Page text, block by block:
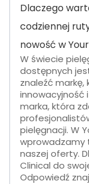
Dlaczego
codziennej
nowość w
W świecie
dostępnych
znaleźć markę,
innowacyjność
marka, która
pielęgnacji. W
wprowadzamy
naszej oferty.
Clinical do
Odpowiedź